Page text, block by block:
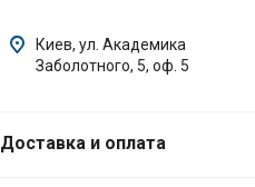
Киев, ул. Академика
Заболотного, 5, оф. 5
Доставка и оплата